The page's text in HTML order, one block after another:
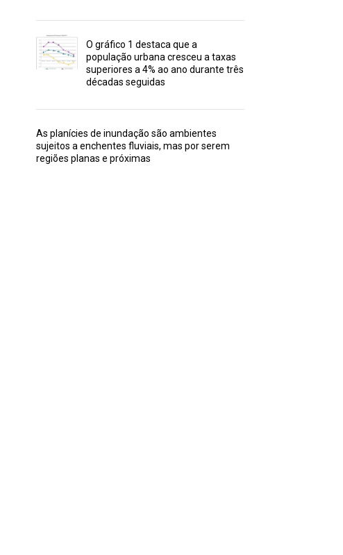
O gráfico 1 destaca que a
população urbana cresceu a taxas
superiores a 4% ao ano durante três
décadas seguidas
As planícies de inundação são ambientes
sujeitos a enchentes fluviais, mas por serem
regiões planas e próximas